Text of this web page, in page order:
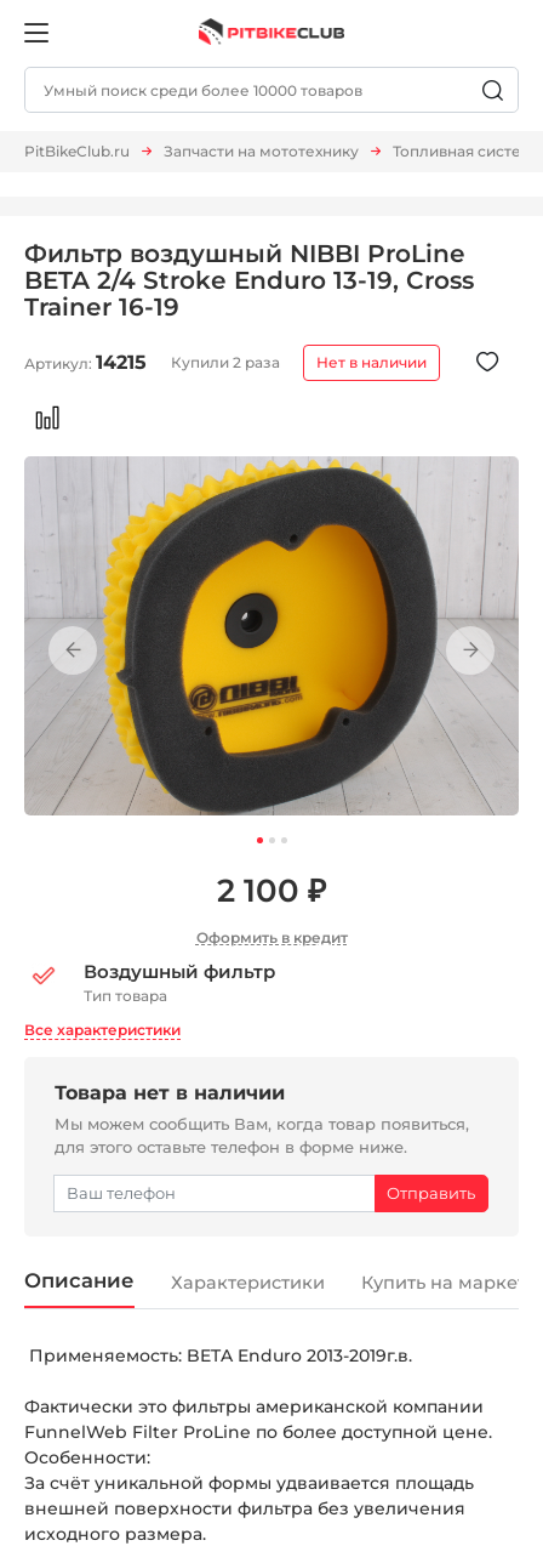
PitBikeClub.ru Запчасти на мототехнику Топливная система
Фильтр воздушный NIBBI ProLine
BETA 2/4 Stroke Enduro 13-19, Cross
Trainer 16-19
Артикул: 14215 Купили 2 раза Нет в наличии
2 100 ₽
Оформить в кредит
Воздушный фильтр
Тип товара
Все характеристики
Товара нет в наличии
Мы можем сообщить Вам, когда товар появиться,
для этого оставьте телефон в форме ниже.
Описание Характеристики Купить на
Применяемость: BETA Enduro 2013-2019г.в.
Фактически это фильтры американской компании
FunnelWeb Filter ProLine по более доступной цене.
Особенности:
За счёт уникальной формы удваивается площадь
внешней поверхности фильтра без увеличения
исходного размера.